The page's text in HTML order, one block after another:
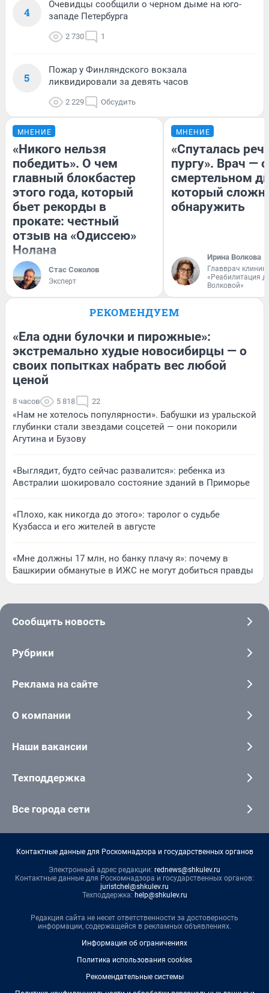
4
Очевидцы сообщили о черном дыме на юго-
западе Петербурга
2 730 1
5
Пожар у Финляндского вокзала
ликвидировали за девять часов
2 229 Обсудить
МНЕНИЕ
«Никого нельзя
победить». О чем
главный блокбастер
этого года, который
бьет рекорды в
прокате: честный
отзыв на «Одиссею»
Нолана
Стас Соколов
Эксперт
МНЕНИЕ
«Спуталась
пургу». Врач — о
смертельном
который
обнаружить
Ирина Волкова
Главврач
«Реабилитация
Волковой»
РЕКОМЕНДУЕМ
«Ела одни булочки и пирожные»:
экстремально худые новосибирцы — о
своих попытках набрать вес любой
ценой
8 часов 5 818 22
«Нам не хотелось популярности». Бабушки из уральской
глубинки стали звездами соцсетей — они покорили
Агутина и Бузову
«Выглядит, будто сейчас развалится»: ребенка из
Австралии шокировало состояние зданий в Приморье
«Плохо, как никогда до этого»: таролог о судьбе
Кузбасса и его жителей в августе
«Мне должны 17 млн, но банку плачу я»: почему в
Башкирии обманутые в ИЖС не могут добиться правды
Сообщить новость
Рубрики
Реклама на сайте
О компании
Наши вакансии
Техподдержка
Все города сети
Контактные данные для Роскомнадзора и государственных органов
Электронный адрес редакции: rednews@shkulev.ru
Контактные данные для Роскомнадзора и государственных органов:
juristchel@shkulev.ru
Техподдержка: help@shkulev.ru
Редакция сайта не несет ответственности за достоверность
информации, содержащейся в рекламных объявлениях.
Информация об ограничениях
Политика использования cookies
Рекомендательные системы